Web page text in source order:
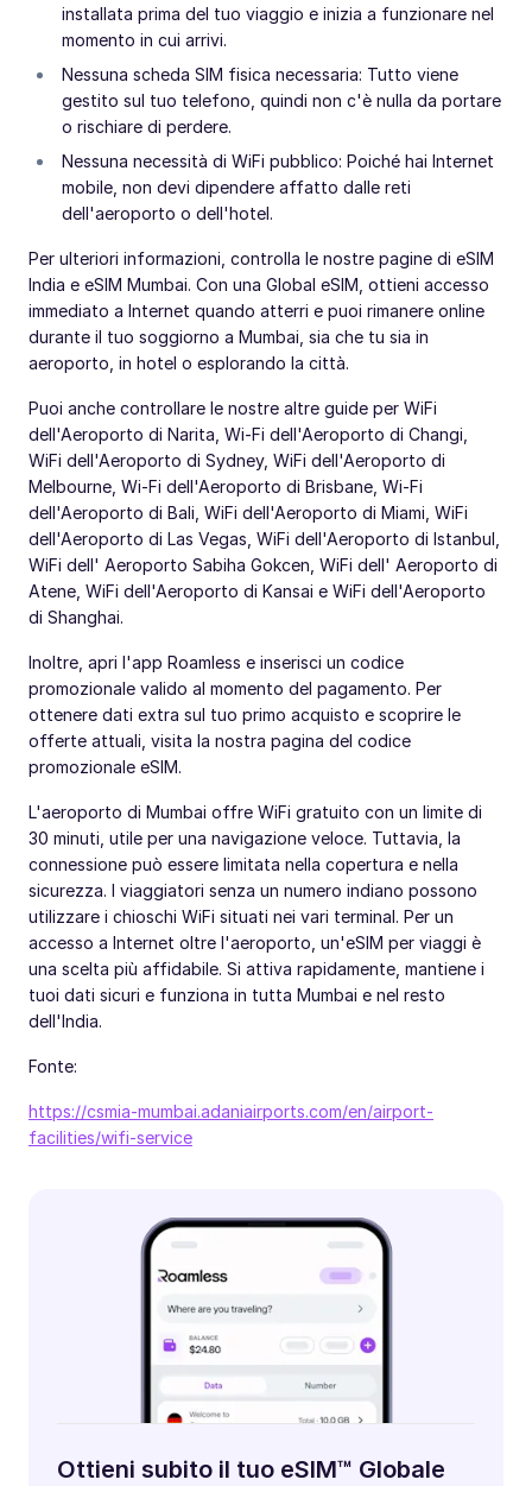
installata prima del tuo viaggio e inizia a funzionare nel
momento in cui arrivi.
Nessuna scheda SIM fisica necessaria: Tutto viene
gestito sul tuo telefono, quindi non c'è nulla da portare
o rischiare di perdere.
Nessuna necessità di WiFi pubblico: Poiché hai Internet
mobile, non devi dipendere affatto dalle reti
dell'aeroporto o dell'hotel.
Per ulteriori informazioni, controlla le nostre pagine di eSIM
India e eSIM Mumbai. Con una Global eSIM, ottieni accesso
immediato a Internet quando atterri e puoi rimanere online
durante il tuo soggiorno a Mumbai, sia che tu sia in
aeroporto, in hotel o esplorando la città.
Puoi anche controllare le nostre altre guide per WiFi
dell'Aeroporto di Narita, Wi-Fi dell'Aeroporto di Changi,
WiFi dell'Aeroporto di Sydney, WiFi dell'Aeroporto di
Melbourne, Wi-Fi dell'Aeroporto di Brisbane, Wi-Fi
dell'Aeroporto di Bali, WiFi dell'Aeroporto di Miami, WiFi
dell'Aeroporto di Las Vegas, WiFi dell'Aeroporto di Istanbul,
WiFi dell' Aeroporto Sabiha Gokcen, WiFi dell' Aeroporto di
Atene, WiFi dell'Aeroporto di Kansai e WiFi dell'Aeroporto
di Shanghai.
Inoltre, apri l'app Roamless e inserisci un codice
promozionale valido al momento del pagamento. Per
ottenere dati extra sul tuo primo acquisto e scoprire le
offerte attuali, visita la nostra pagina del codice
promozionale eSIM.
L'aeroporto di Mumbai offre WiFi gratuito con un limite di
30 minuti, utile per una navigazione veloce. Tuttavia, la
connessione può essere limitata nella copertura e nella
sicurezza. I viaggiatori senza un numero indiano possono
utilizzare i chioschi WiFi situati nei vari terminal. Per un
accesso a Internet oltre l'aeroporto, un'eSIM per viaggi è
una scelta più affidabile. Si attiva rapidamente, mantiene i
tuoi dati sicuri e funziona in tutta Mumbai e nel resto
dell'India.
Fonte:
https://csmia-mumbai.adaniairports.com/en/airport-
facilities/wifi-service
Ottieni subito il tuo eSIM™ Globale